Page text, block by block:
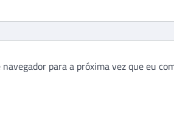
para a próxima vez que eu